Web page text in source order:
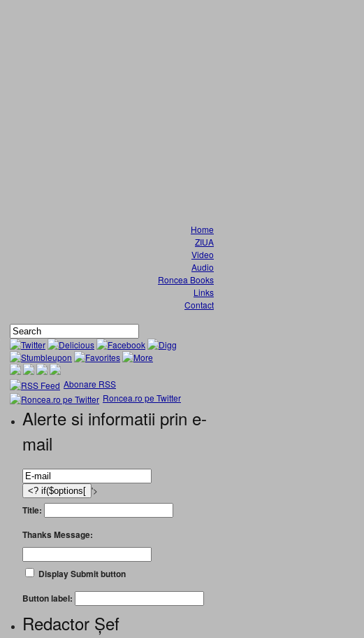
Home
ZIUA
Video
Audio
Roncea Books
Links
Contact
Abonare RSS
Roncea.ro pe Twitter
Alerte si informatii prin e-
mail
'>
Title:
Thanks Message:
Display Submit button
Button label:
Redactor Șef